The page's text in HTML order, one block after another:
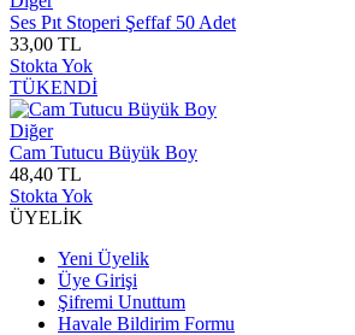
Ses Pıt Stoperi Şeffaf 50 Adet
33,00 TL
Stokta Yok
TÜKENDİ
Diğer
Cam Tutucu Büyük Boy
48,40 TL
Stokta Yok
ÜYELİK
Yeni Üyelik
Üye Girişi
Şifremi Unuttum
Havale Bildirim Formu